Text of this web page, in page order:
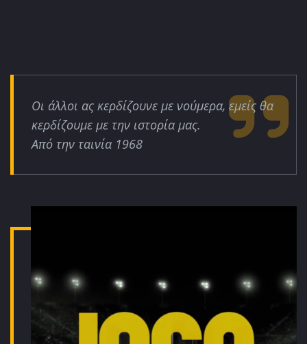
Οι άλλοι ας κερδίζουνε με νούμερα, εμείς θα
κερδίζουμε με την ιστορία μας.
Από την ταινία 1968